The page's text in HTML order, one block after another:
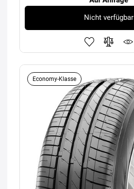
Nicht verfügbar
Economy-Klasse